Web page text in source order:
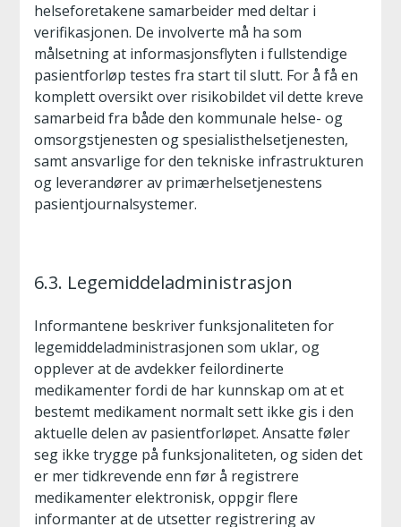
helseforetakene samarbeider med deltar i
verifikasjonen. De involverte må ha som
målsetning at informasjonsflyten i fullstendige
pasientforløp testes fra start til slutt. For å få en
komplett oversikt over risikobildet vil dette kreve
samarbeid fra både den kommunale helse- og
omsorgstjenesten og spesialisthelsetjenesten,
samt ansvarlige for den tekniske infrastrukturen
og leverandører av primærhelsetjenestens
pasientjournalsystemer.
6.3. Legemiddeladministrasjon
Informantene beskriver funksjonaliteten for
legemiddeladministrasjonen som uklar, og
opplever at de avdekker feilordinerte
medikamenter fordi de har kunnskap om at et
bestemt medikament normalt sett ikke gis i den
aktuelle delen av pasientforløpet. Ansatte føler
seg ikke trygge på funksjonaliteten, og siden det
er mer tidkrevende enn før å registrere
medikamenter elektronisk, oppgir flere
informanter at de utsetter registrering av